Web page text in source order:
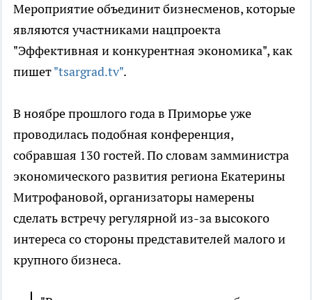
Мероприятие объединит бизнесменов, которые
являются участниками нацпроекта
"Эффективная и конкурентная экономика", как
пишет"tsargrad.tv".
В ноябре прошлого года в Приморье уже
проводилась подобная конференция,
собравшая 130 гостей. По словам замминистра
экономического развития региона Екатерины
Митрофановой, организаторы намерены
сделать встречу регулярной из-за высокого
интереса со стороны представителей малого и
крупного бизнеса.